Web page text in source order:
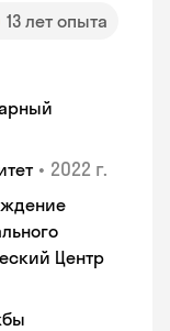
13 лет опыта
• 2022 г.
Центр